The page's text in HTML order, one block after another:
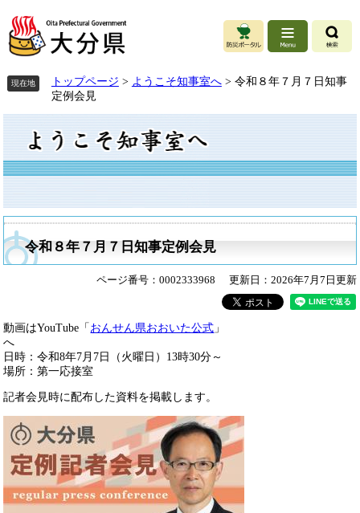
ジ
の
頭
で
ジ
の
頭
で
ュ
ー
飛
ば
て
本
文
へ
現在地 トップページ > ようこそ知事室へ > 令和８年７月７日知事
定例会見
本
文
令和８年７月７日知事定例会見
ページ番号：0002333968 更新日：2026年7月7日更新
動画はYouTube「 おんせん県おおいた公式 」
日時：令和8年7月7日（火曜日）13時30分～
場所：第一応接室
記者会見時に配布した資料を掲載します。